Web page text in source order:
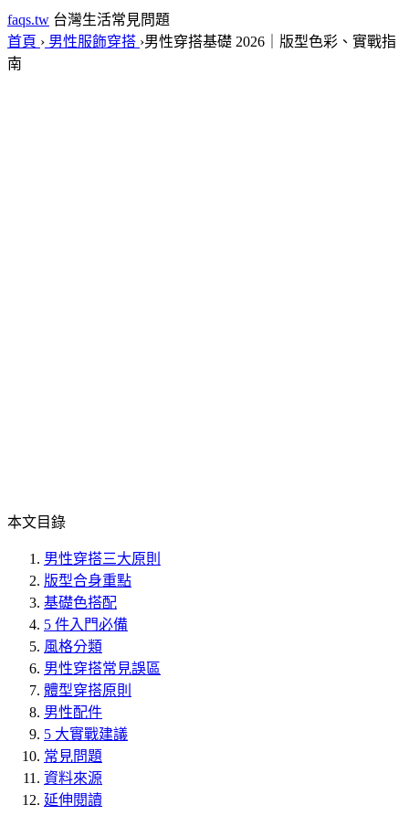
faqs.tw 台灣生活常見問題
首頁 › 男性服飾穿搭 ›男性穿搭基礎 2026｜版型色彩、實戰指
南
本文目錄
男性穿搭三大原則
版型合身重點
基礎色搭配
5 件入門必備
風格分類
男性穿搭常見誤區
體型穿搭原則
男性配件
5 大實戰建議
常見問題
資料來源
延伸閱讀